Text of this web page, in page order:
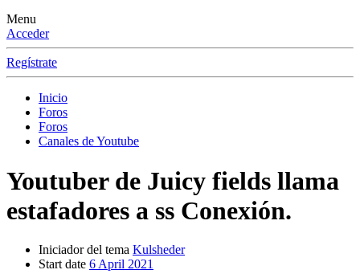
Menu
Acceder
Regístrate
Inicio
Foros
Foros
Canales de Youtube
Youtuber de Juicy fields llama
estafadores a ss Conexión.
Iniciador del tema Kulsheder
Start date 6 April 2021